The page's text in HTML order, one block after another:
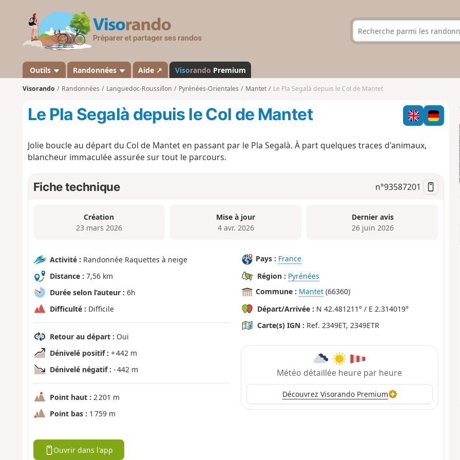
s
a
n
d
Outils Randonnées Aide ↗ Visorando Premium
Visorando Randonnées Languedoc-Roussillon Pyrénées-Orientales Mantet Le Pla Segalà depuis le Col de Mantet
Le Pla Segalà depuis le Col de Mantet
Jolie boucle au départ du Col de Mantet en passant par le Pla Segalà. À part quelques traces d'animaux,
blancheur immaculée assurée sur tout le parcours.
Fiche technique n°93587201
Création
23 mars 2026
Mise à jour
4 avr. 2026
Dernier avis
26 juin 2026
Activité : Randonnée Raquettes à neige
Distance : 7,56 km
Durée selon l’auteur : 6h
Difficulté : Difficile
Retour au départ : Oui
Dénivelé positif : + 442 m
Dénivelé négatif : - 442 m
Point haut : 2 201 m
Point bas : 1 759 m
Pays : France
Région : Pyrénées
Commune : Mantet (66360)
Départ/Arrivée : N 42.481211° / E 2.314019°
Carte(s) IGN : Ref. 2349ET, 2349ETR
Météo détaillée heure par heure
Découvrez Visorando Premium
Ouvrir dans l'app